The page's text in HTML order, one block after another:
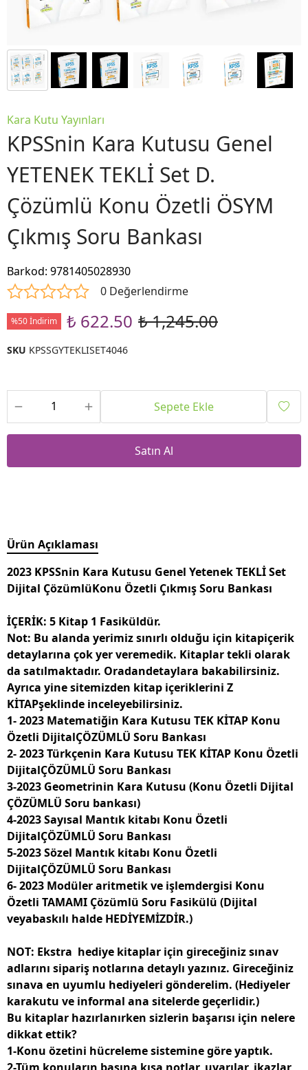
Kara Kutu Yayınları
KPSSnin Kara Kutusu Genel
YETENEK TEKLİ Set D.
Çözümlü Konu Özetli ÖSYM
Çıkmış Soru Bankası
Barkod: 9781405028930
0 Değerlendirme
%50 İndirim ₺ 622.50 ₺ 1,245.00
SKU KPSSGYTEKLISET4046
Sepete Ekle
Satın Al
Ürün Açıklaması
2023 KPSSnin Kara Kutusu Genel Yetenek TEKLİ Set
Dijital ÇözümlüKonu Özetli Çıkmış Soru Bankası
İÇERİK: 5 Kitap 1 Fasiküldür.
Not: Bu alanda yerimiz sınırlı olduğu için kitapiçerik
detaylarına çok yer veremedik. Kitaplar tekli olarak
da satılmaktadır. Oradandetaylara bakabilirsiniz.
Ayrıca yine sitemizden kitap içeriklerini Z
KİTAPşeklinde inceleyebilirsiniz.
1- 2023 Matematiğin Kara Kutusu TEK KİTAP Konu
Özetli DijitalÇÖZÜMLÜ Soru Bankası
2- 2023 Türkçenin Kara Kutusu TEK KİTAP Konu Özetli
DijitalÇÖZÜMLÜ Soru Bankası
3-2023 Geometrinin Kara Kutusu (Konu Özetli Dijital
ÇÖZÜMLÜ Soru bankası)
4-2023 Sayısal Mantık kitabı Konu Özetli
DijitalÇÖZÜMLÜ Soru Bankası
5-2023 Sözel Mantık kitabı Konu Özetli
DijitalÇÖZÜMLÜ Soru Bankası
6- 2023 Modüler aritmetik ve işlemdergisi Konu
Özetli TAMAMI Çözümlü Soru Fasikülü (Dijital
veyabaskılı halde HEDİYEMİZDİR.)
NOT: Ekstra hediye kitaplar için gireceğiniz sınav
adlarını sipariş notlarına detaylı yazınız. Gireceğiniz
sınava en uyumlu hediyeleri gönderelim. (Hediyeler
karakutu ve informal ana sitelerde geçerlidir.)
Bu kitaplar hazırlanırken sizlerin başarısı için nelere
dikkat ettik?
1-Konu özetini hücreleme sistemine göre yaptık.